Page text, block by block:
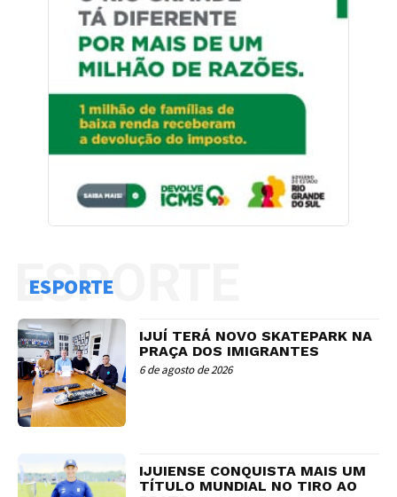
ESPORTE
ESPORTE
IJUÍ TERÁ NOVO SKATEPARK NA
PRAÇA DOS IMIGRANTES
6 de agosto de 2026
IJUIENSE CONQUISTA MAIS UM
TÍTULO MUNDIAL NO TIRO AO